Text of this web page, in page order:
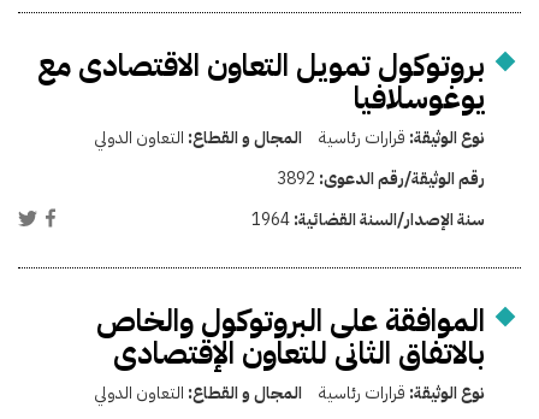
بروتوكول تمويل التعاون الاقتصادى مع
يوغوسلافيا
نوع الوثيقة: قرارات رئاسية المجال و القطاع: التعاون الدولي
رقم الوثيقة/رقم الدعوى: 3892
سنة الإصدار/السنة القضائية:1964
الموافقة على البروتوكول والخاص
بالاتفاق الثانى للتعاون الإقتصادى
نوع الوثيقة: قرارات رئاسية المجال و القطاع: التعاون الدولي